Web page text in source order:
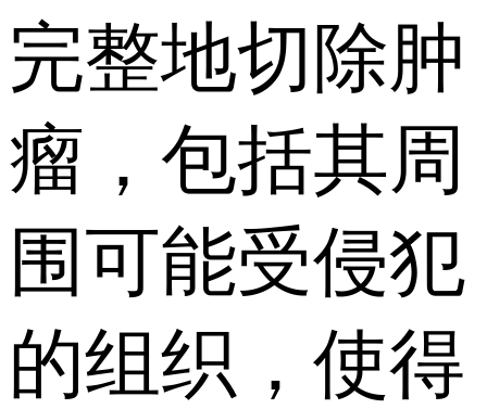
完整地切除肿
瘤，包括其周
围可能受侵犯
的组织，使得